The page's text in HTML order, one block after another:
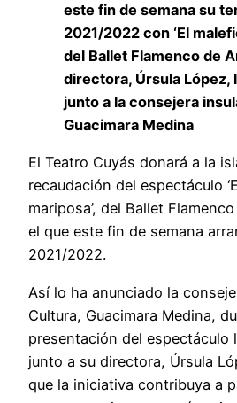
este fin de semana su
2021/2022 con ‘El
del Ballet Flamenco de
directora, Úrsula López,
junto a la consejera
Guacimara Medina
El Teatro Cuyás donará a la
recaudación del espectáculo
mariposa’, del Ballet
el que este fin de semana
2021/2022.
Así lo ha anunciado la
Cultura, Guacimara Medina,
presentación del espectáculo
junto a su directora, Úrsula
que la iniciativa contribuya a